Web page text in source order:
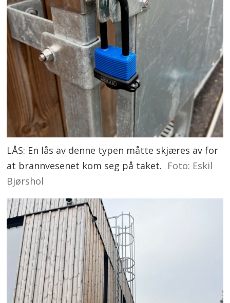
LÅS: En lås av denne typen måtte skjæres av for
at brannvesenet kom seg på taket. Foto: Eskil
Bjørshol